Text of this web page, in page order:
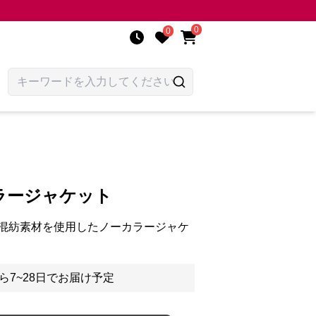
0 0
ジャケット
紡素材を使用したノーカラージャケ
7~28日でお届け予定